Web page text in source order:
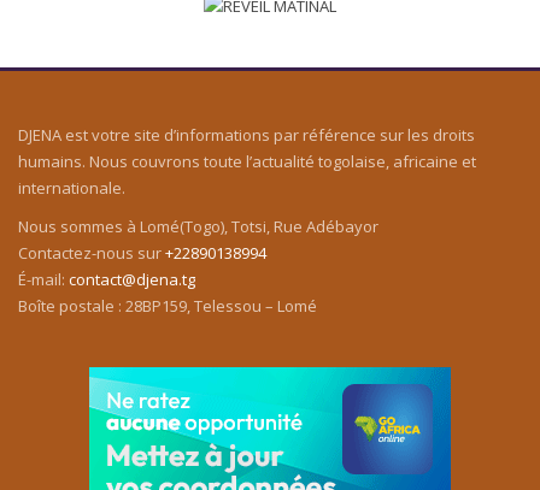
DJENA est votre site d’informations par référence sur les droits
humains. Nous couvrons toute l’actualité togolaise, africaine et
internationale.
Nous sommes à Lomé(Togo), Totsi, Rue Adébayor
Contactez-nous sur+22890138994
É-mail: contact@djena.tg
Boîte postale : 28BP159, Telessou – Lomé